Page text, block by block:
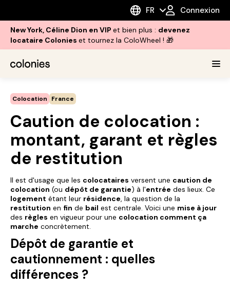
FR Connexion
New York, Céline Dion en VIP et bien plus : devenez
locataire Colonies et tournez la ColoWheel ! 🎁
Colocation France
Caution de colocation :
montant, garant et règles
de restitution
Il est d'usage que les colocataires versent une caution de
colocation (ou dépôt de garantie) à l'entrée des lieux. Ce
logement étant leur résidence, la question de la
restitution en fin de bail est centrale. Voici une mise à jour
des règles en vigueur pour une colocation comment ça
marche concrètement.
Dépôt de garantie et
cautionnement : quelles
différences ?